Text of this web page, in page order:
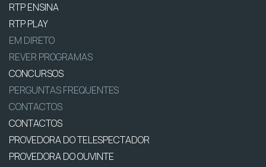
RTP ENSINA
RTP PLAY
EM DIRETO
REVER PROGRAMAS
CONCURSOS
PERGUNTAS FREQUENTES
CONTACTOS
CONTACTOS
PROVEDORA DO TELESPECTADOR
PROVEDORA DO OUVINTE